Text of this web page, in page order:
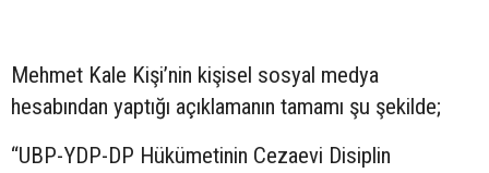
Mehmet Kale Kişi’nin kişisel sosyal medya
hesabından yaptığı açıklamanın tamamı şu şekilde;
“UBP-YDP-DP Hükümetinin Cezaevi Disiplin